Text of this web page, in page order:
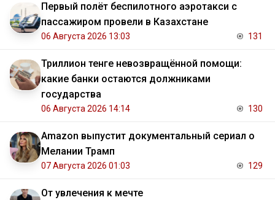
Первый полёт беспилотного аэротакси с
пассажиром провели в Казахстане
06 Августа 2026 13:03 131
Триллион тенге невозвращённой помощи:
какие банки остаются должниками
государства
06 Августа 2026 14:14 130
Amazon выпустит документальный сериал о
Мелании Трамп
07 Августа 2026 01:03 129
От увлечения к мечте